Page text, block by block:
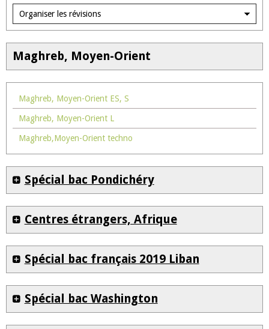
Maghreb, Moyen-Orient
Maghreb, Moyen-Orient ES, S
Maghreb, Moyen-Orient L
Maghreb,Moyen-Orient techno
Spécial bac Pondichéry
Centres étrangers, Afrique
Spécial bac français 2019 Liban
Spécial bac Washington